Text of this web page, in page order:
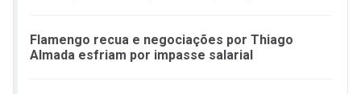
Flamengo recua e negociações por Thiago
Almada esfriam por impasse salarial